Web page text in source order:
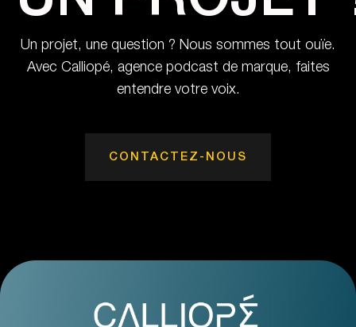
Un projet, une question ? Nous sommes tout ouïe.
Avec Calliopé, agence podcast de marque, faites
entendre votre voix.
CONTACTEZ-NOUS